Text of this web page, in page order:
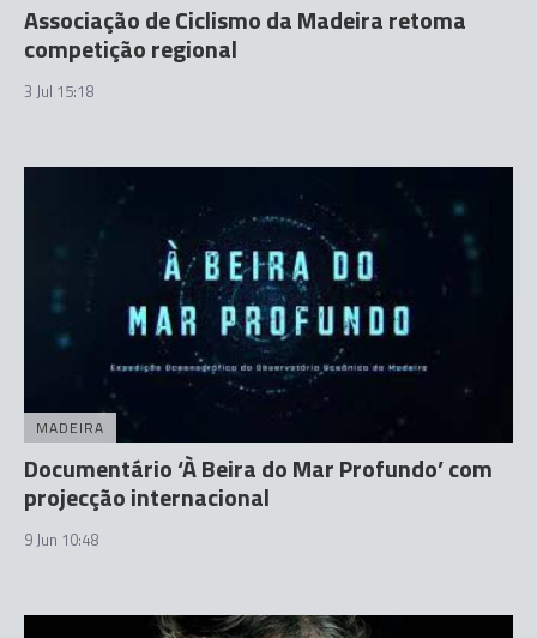
Associação de Ciclismo da Madeira retoma
competição regional
3 Jul 15:18
MADEIRA
Documentário ‘À Beira do Mar Profundo’ com
projecção internacional
9 Jun 10:48